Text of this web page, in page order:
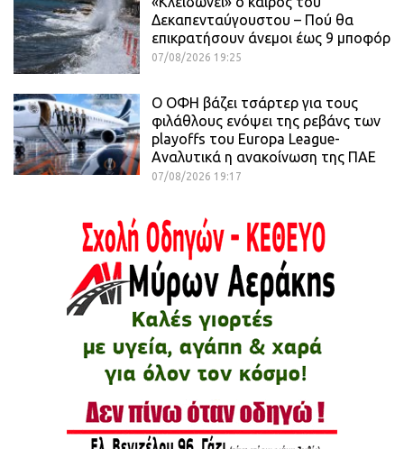
Δεκαπενταύγουστου – Πού θα
επικρατήσουν άνεμοι έως 9 μποφόρ
07/08/2026 19:25
Ο ΟΦΗ βάζει τσάρτερ για τους
φιλάθλους ενόψει της ρεβάνς των
playoffs του Europa League-
Αναλυτικά η ανακοίνωση της ΠΑΕ
07/08/2026 19:17